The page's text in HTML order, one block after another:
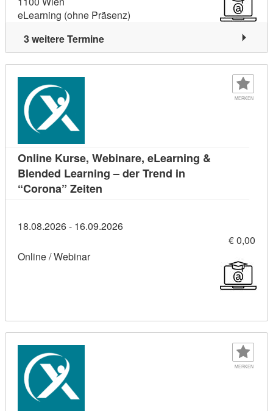
eLearning (ohne Präsenz)
3 weitere Termine
MERKEN
Online Kurse, Webinare, eLearning &
Blended Learning – der Trend in
“Corona” Zeiten
18.08.2026 - 16.09.2026
€ 0,00
Online / Webinar
MERKEN